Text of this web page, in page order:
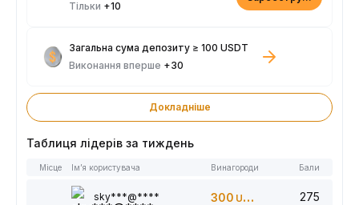
Тільки +10
Загальна сума депозиту ≥ 100 USDT
Виконання вперше +30
Докладніше
Таблиця лідерів за тиждень
Місце Ім’я користувача Винагороди Бали
sky***@**** 300 USDT 275